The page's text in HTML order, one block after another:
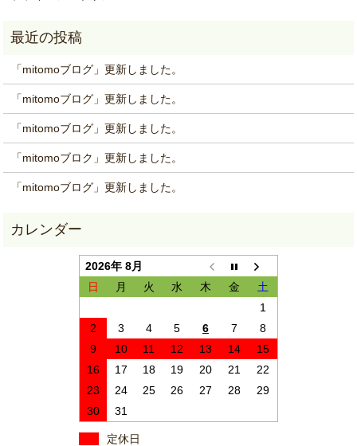
「mitomoブログ」更新しました。
「mitomoブログ」更新しました。
「mitomoブログ」更新しました。
「mitomoブロク」更新しました。
「mitomoブログ」更新しました。
2026年 8月
日
月 火 水 木 金
土
1
2
3 4 5 6 7
8
9
10 11 12 13 14
15
16
17 18 19 20 21
22
23
24 25 26 27 28
29
30
31
定休日